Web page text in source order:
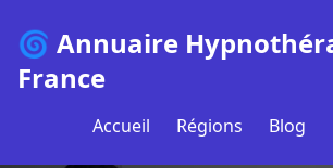
🌀 Annuaire
France
Accueil Régions Blog